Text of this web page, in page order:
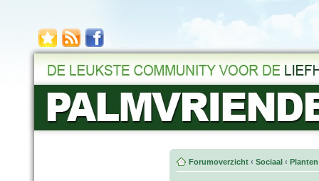
Forumoverzicht ‹ Sociaal ‹